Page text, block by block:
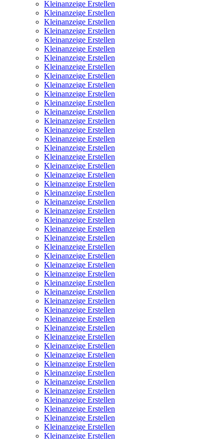
Kleinanzeige Erstellen
Kleinanzeige Erstellen
Kleinanzeige Erstellen
Kleinanzeige Erstellen
Kleinanzeige Erstellen
Kleinanzeige Erstellen
Kleinanzeige Erstellen
Kleinanzeige Erstellen
Kleinanzeige Erstellen
Kleinanzeige Erstellen
Kleinanzeige Erstellen
Kleinanzeige Erstellen
Kleinanzeige Erstellen
Kleinanzeige Erstellen
Kleinanzeige Erstellen
Kleinanzeige Erstellen
Kleinanzeige Erstellen
Kleinanzeige Erstellen
Kleinanzeige Erstellen
Kleinanzeige Erstellen
Kleinanzeige Erstellen
Kleinanzeige Erstellen
Kleinanzeige Erstellen
Kleinanzeige Erstellen
Kleinanzeige Erstellen
Kleinanzeige Erstellen
Kleinanzeige Erstellen
Kleinanzeige Erstellen
Kleinanzeige Erstellen
Kleinanzeige Erstellen
Kleinanzeige Erstellen
Kleinanzeige Erstellen
Kleinanzeige Erstellen
Kleinanzeige Erstellen
Kleinanzeige Erstellen
Kleinanzeige Erstellen
Kleinanzeige Erstellen
Kleinanzeige Erstellen
Kleinanzeige Erstellen
Kleinanzeige Erstellen
Kleinanzeige Erstellen
Kleinanzeige Erstellen
Kleinanzeige Erstellen
Kleinanzeige Erstellen
Kleinanzeige Erstellen
Kleinanzeige Erstellen
Kleinanzeige Erstellen
Kleinanzeige Erstellen
Kleinanzeige Erstellen